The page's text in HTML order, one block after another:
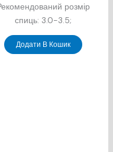
розмір
спиць: 3.0-3.5;
Додати В Кошик